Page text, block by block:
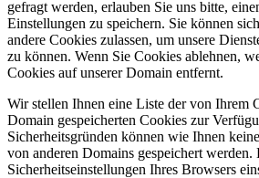
gefragt werden, erlauben Sie uns bitte,
Einstellungen zu speichern. Sie können
andere Cookies zulassen, um unsere
zu können. Wenn Sie Cookies ablehnen,
Cookies auf unserer Domain entfernt.
Wir stellen Ihnen eine Liste der von Ihrem
Domain gespeicherten Cookies zur
Sicherheitsgründen können wie Ihnen
von anderen Domains gespeichert werden.
Sicherheitseinstellungen Ihres Browsers